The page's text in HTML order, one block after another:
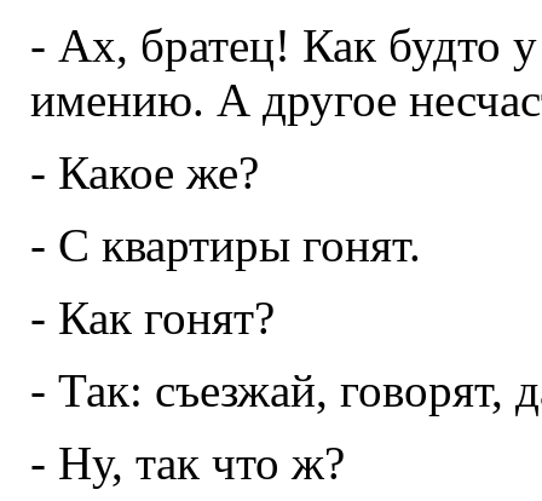
- Ах, братец! Как будто
имению. А другое
- Какое же?
- С квартиры гонят.
- Как гонят?
- Так: съезжай, говорят,
- Ну, так что ж?